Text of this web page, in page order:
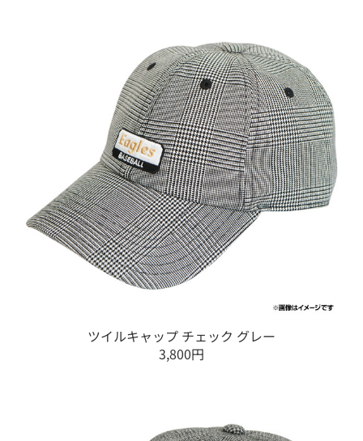
ツイルキャップ チェック グレー
3,800円